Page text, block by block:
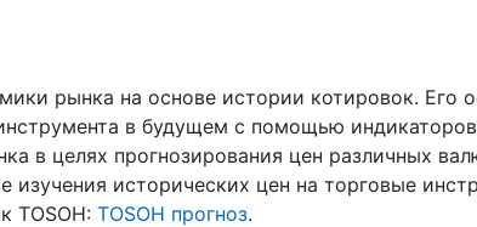
рынка на основе истории котировок. Его
в будущем с помощью индикаторов
в целях прогнозирования цен различных
изучения исторических цен на торговые
TOSOH: TOSOH прогноз.